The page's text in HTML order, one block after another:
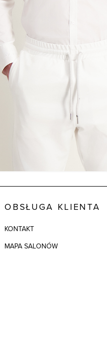
OBSŁUGA KLIENTA
KONTAKT
MAPA SALONÓW